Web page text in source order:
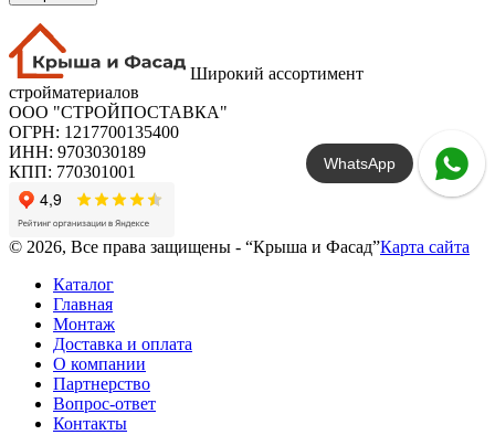
Широкий ассортимент
стройматериалов
ООО "СТРОЙПОСТАВКА"
ОГРН: 1217700135400
ИНН: 9703030189
КПП: 770301001
© 2026, Все права защищены - “Крыша и Фасад”Карта сайта
Каталог
Главная
Монтаж
Доставка и оплата
О компании
Партнерство
Вопрос-ответ
Контакты
WhatsApp